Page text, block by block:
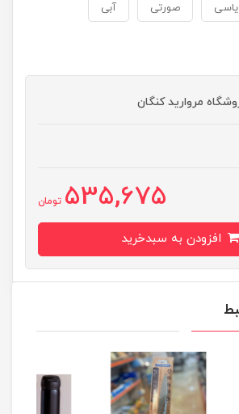
یاسی صورتی آبی
مروارید کنگان
535,675 تومان